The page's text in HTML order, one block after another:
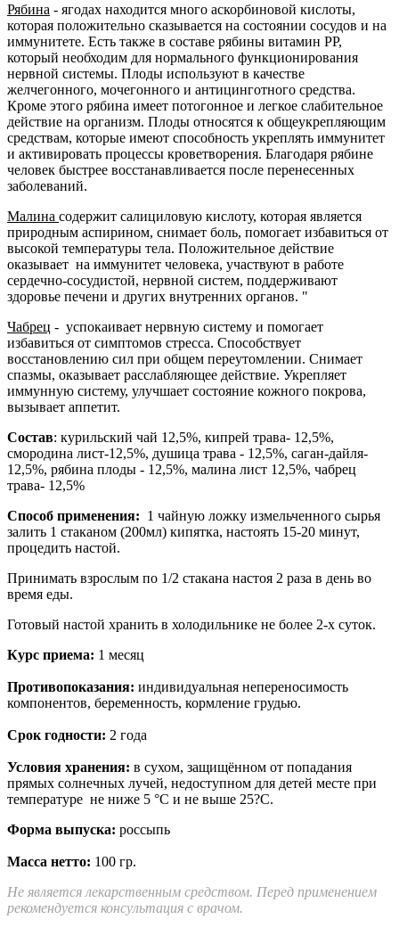
Рябина - ягодах находится много аскорбиновой кислоты,
которая положительно сказывается на состоянии сосудов и на
иммунитете. Есть также в составе рябины витамин РР,
который необходим для нормального функционирования
нервной системы. Плоды используют в качестве
желчегонного, мочегонного и антицинготного средства.
Кроме этого рябина имеет потогонное и легкое слабительное
действие на организм. Плоды относятся к общеукрепляющим
средствам, которые имеют способность укреплять иммунитет
и активировать процессы кроветворения. Благодаря рябине
человек быстрее восстанавливается после перенесенных
заболеваний.
Малина содержит салициловую кислоту, которая является
природным аспирином, снимает боль, помогает избавиться от
высокой температуры тела. Положительное действие
оказывает на иммунитет человека, участвуют в работе
сердечно-сосудистой, нервной систем, поддерживают
здоровье печени и других внутренних органов. "
Чабрец - успокаивает нервную систему и помогает
избавиться от симптомов стресса. Способствует
восстановлению сил при общем переутомлении. Снимает
спазмы, оказывает расслабляющее действие. Укрепляет
иммунную систему, улучшает состояние кожного покрова,
вызывает аппетит.
Состав: курильский чай 12,5%, кипрей трава- 12,5%,
смородина лист-12,5%, душица трава - 12,5%, саган-дайля-
12,5%, рябина плоды - 12,5%, малина лист 12,5%, чабрец
трава- 12,5%
Способ применения: 1 чайную ложку измельченного сырья
залить 1 стаканом (200мл) кипятка, настоять 15-20 минут,
процедить настой.
Принимать взрослым по 1/2 стакана настоя 2 раза в день во
время еды.
Готовый настой хранить в холодильнике не более 2-х суток.
Курс приема: 1 месяц
Противопоказания: индивидуальная непереносимость
компонентов, беременность, кормление грудью.
Срок годности: 2 года
Условия хранения: в сухом, защищённом от попадания
прямых солнечных лучей, недоступном для детей месте при
температуре не ниже 5 °C и не выше 25?С.
Форма выпуска: россыпь
Масса нетто: 100 гр.
Не является лекарственным средством. Перед применением
рекомендуется консультация с врачом.